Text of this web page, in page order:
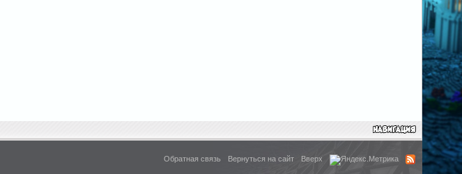
Обратная связь Вернуться на сайт Вверх